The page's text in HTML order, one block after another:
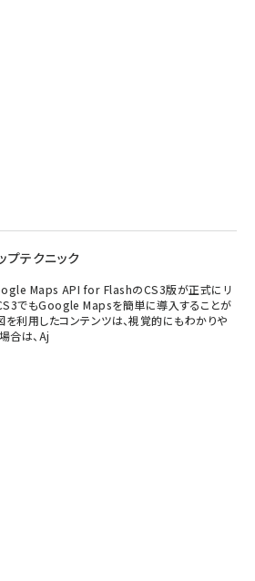
テクニック
Maps API for FlashのCS3版が正式にリ
でもGoogle Mapsを簡単に導入することが
を利用したコンテンツは、視覚的にもわかりや
合は、Aj